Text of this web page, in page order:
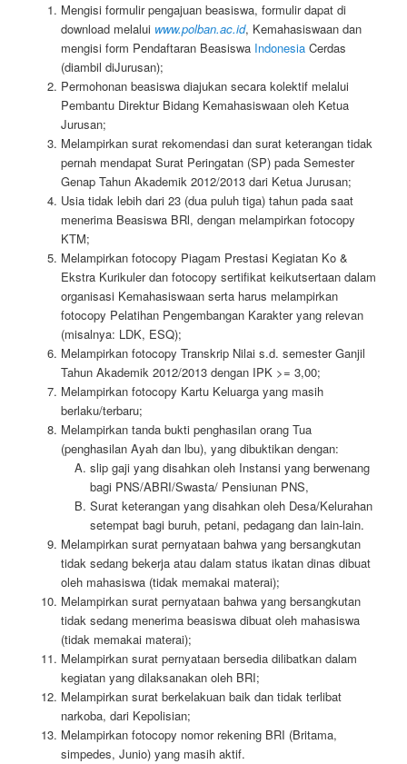
Mengisi formulir pengajuan beasiswa, formulir dapat di
download melalui www.polban.ac.id, Kemahasiswaan dan
mengisi form Pendaftaran Beasiswa IndonesiaCerdas
(diambil diJurusan);
Permohonan beasiswa diajukan secara kolektif melalui
Pembantu Direktur Bidang Kemahasiswaan oleh Ketua
Jurusan;
Melampirkan surat rekomendasi dan surat keterangan tidak
pernah mendapat Surat Peringatan (SP) pada Semester
Genap Tahun Akademik 2012/2013 dari Ketua Jurusan;
Usia tidak lebih dari 23 (dua puluh tiga) tahun pada saat
menerima Beasiswa BRl, dengan melampirkan fotocopy
KTM;
Melampirkan fotocopy Piagam Prestasi Kegiatan Ko &
Ekstra Kurikuler dan fotocopy sertifikat keikutsertaan dalam
organisasi Kemahasiswaan serta harus melampirkan
fotocopy Pelatihan Pengembangan Karakter yang relevan
(misalnya: LDK, ESQ);
Melampirkan fotocopy Transkrip Nilai s.d. semester Ganjil
Tahun Akademik 2012/2013 dengan IPK >= 3,00;
Melampirkan fotocopy Kartu Keluarga yang masih
berlaku/terbaru;
Melampirkan tanda bukti penghasilan orang Tua
(penghasilan Ayah dan lbu), yang dibuktikan dengan:
slip gaji yang disahkan oleh Instansi yang berwenang
bagi PNS/ABRI/Swasta/ Pensiunan PNS,
Surat keterangan yang disahkan oleh Desa/Kelurahan
setempat bagi buruh, petani, pedagang dan lain-lain.
Melampirkan surat pernyataan bahwa yang bersangkutan
tidak sedang bekerja atau dalam status ikatan dinas dibuat
oleh mahasiswa (tidak memakai materai);
Melampirkan surat pernyataan bahwa yang bersangkutan
tidak sedang menerima beasiswa dibuat oleh mahasiswa
(tidak memakai materai);
Melampirkan surat pernyataan bersedia dilibatkan dalam
kegiatan yang dilaksanakan oleh BRI;
Melampirkan surat berkelakuan baik dan tidak terlibat
narkoba, dari Kepolisian;
Melampirkan fotocopy nomor rekening BRI (Britama,
simpedes, Junio) yang masih aktif.